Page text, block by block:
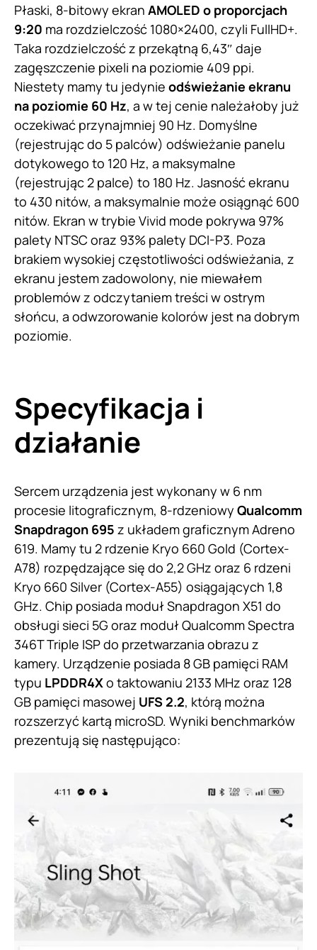
Płaski, 8-bitowy ekran AMOLED o proporcjach
9:20 ma rozdzielczość 1080×2400, czyli FullHD+.
Taka rozdzielczość z przekątną 6,43″ daje
zagęszczenie pixeli na poziomie 409 ppi.
Niestety mamy tu jedynie odświeżanie ekranu
na poziomie 60 Hz, a w tej cenie należałoby już
oczekiwać przynajmniej 90 Hz. Domyślne
(rejestrując do 5 palców) odświeżanie panelu
dotykowego to 120 Hz, a maksymalne
(rejestrując 2 palce) to 180 Hz. Jasność ekranu
to 430 nitów, a maksymalnie może osiągnąć 600
nitów. Ekran w trybie Vivid mode pokrywa 97%
palety NTSC oraz 93% palety DCI-P3. Poza
brakiem wysokiej częstotliwości odświeżania, z
ekranu jestem zadowolony, nie miewałem
problemów z odczytaniem treści w ostrym
słońcu, a odwzorowanie kolorów jest na dobrym
poziomie.
Specyfikacja i
działanie
Sercem urządzenia jest wykonany w 6 nm
procesie litograficznym, 8-rdzeniowy Qualcomm
Snapdragon 695 z układem graficznym Adreno
619. Mamy tu 2 rdzenie Kryo 660 Gold (Cortex-
A78) rozpędzające się do 2,2 GHz oraz 6 rdzeni
Kryo 660 Silver (Cortex-A55) osiągających 1,8
GHz. Chip posiada moduł Snapdragon X51 do
obsługi sieci 5G oraz moduł Qualcomm Spectra
346T Triple ISP do przetwarzania obrazu z
kamery. Urządzenie posiada 8 GB pamięci RAM
typu LPDDR4Xo taktowaniu 2133 MHz oraz 128
GB pamięci masowej UFS 2.2, którą można
rozszerzyć kartą microSD. Wyniki benchmarków
prezentują się następująco: